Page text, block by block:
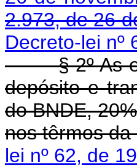
2.973, de 26
Decreto-lei nº
§ 2º As
depósito e
do BNDE,
nos têrmos
lei nº 62, de